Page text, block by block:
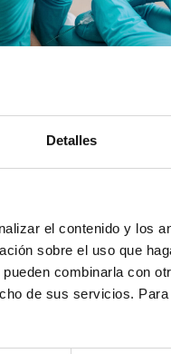
Detalles
el contenido y los
sobre el uso que
combinarla con
de sus servicios.
contrato eventual